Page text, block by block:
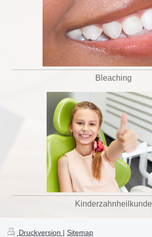
Bleaching
Kinderzahnheilkunde
Druckversion | Sitemap